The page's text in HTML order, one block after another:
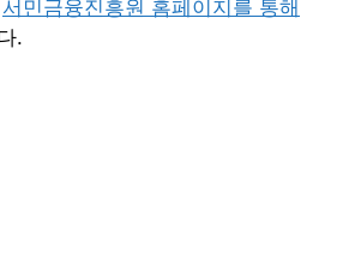
서민금융진흥원 홈페이지를 통해
.